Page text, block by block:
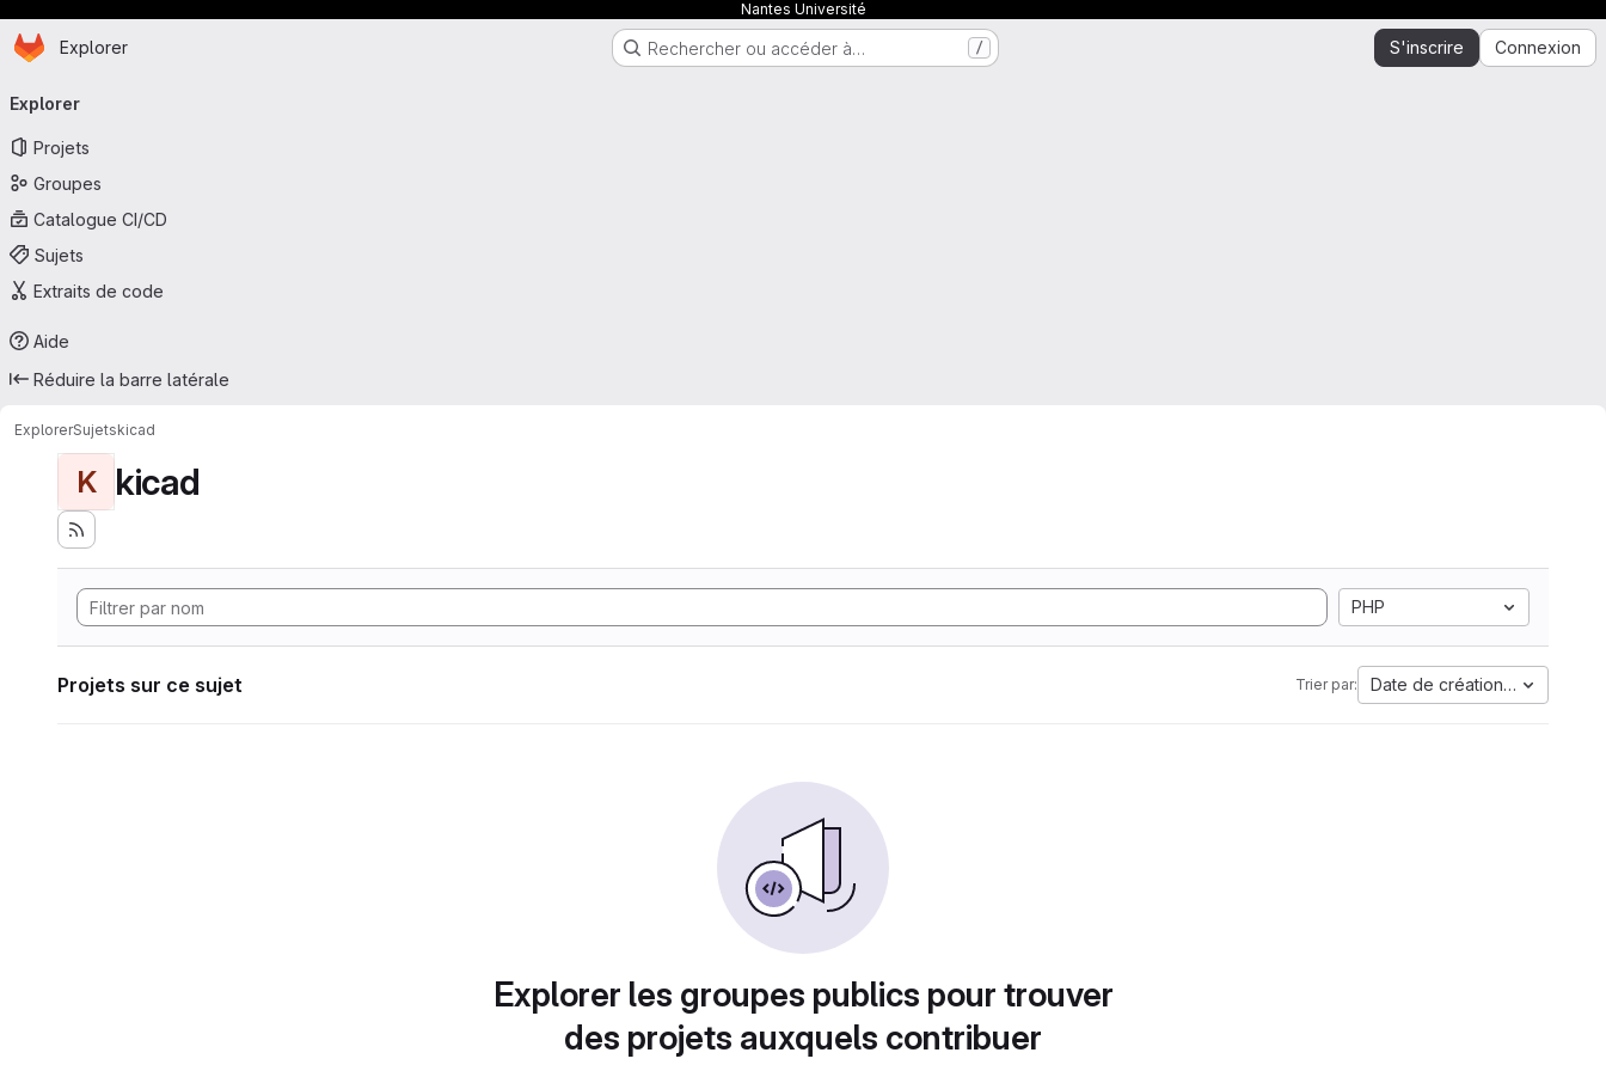
Nantes Université
Passer au contenu principal
Page d'accueil
Explorer Rechercher ou accéder à… / S'inscrire Connexion
principale
Explorer
Projets
Groupes
Catalogue CI/CD
Sujets
Extraits de code
Aide
Réduire la barre latérale
ExplorerSujetskicad
K kicad
PHP
Projets sur ce sujet Trier par: Date de création la plus
Explorer les groupes publics pour trouver
des projets auxquels contribuer